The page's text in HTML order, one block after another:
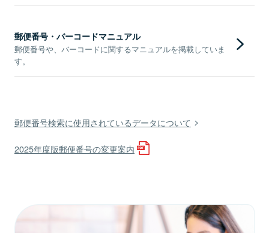
郵便番号・バーコードマニュアル
郵便番号や、バーコードに関するマニュアルを掲載していま
す。
郵便番号検索に使用されているデータについて
2025年度版郵便番号の変更案内